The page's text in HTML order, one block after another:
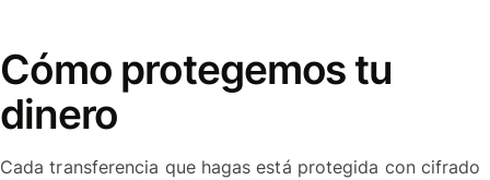
Cómo protegemos tu
dinero
Cada transferencia que hagas está protegida con cifrado